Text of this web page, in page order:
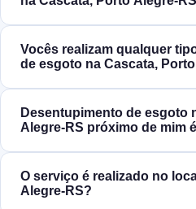
Vocês realizam qualquer
de esgoto na Cascata,
Desentupimento de esgoto
Alegre‑RS próximo de mim
O serviço é realizado no
Alegre‑RS?